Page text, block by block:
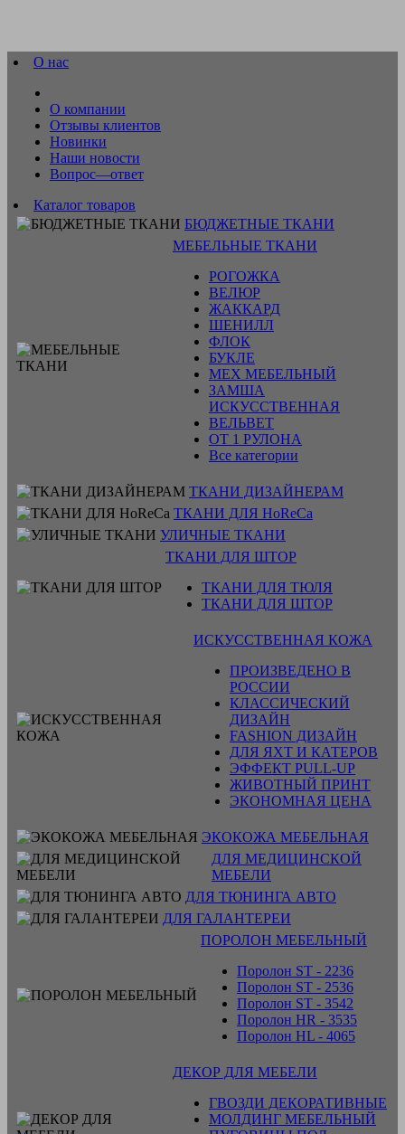
О нас
О компании
Отзывы клиентов
Новинки
Наши новости
Вопрос—ответ
Каталог товаров
БЮДЖЕТНЫЕ ТКАНИ
МЕБЕЛЬНЫЕ ТКАНИ
РОГОЖКА
ВЕЛЮР
ЖАККАРД
ШЕНИЛЛ
ФЛОК
БУКЛЕ
МЕХ МЕБЕЛЬНЫЙ
ЗАМША
ИСКУССТВЕННАЯ
ВЕЛЬВЕТ
ОТ 1 РУЛОНА
Все категории
ТКАНИ ДИЗАЙНЕРАМ
ТКАНИ ДЛЯ HoReCa
УЛИЧНЫЕ ТКАНИ
ТКАНИ ДЛЯ ШТОР
ТКАНИ ДЛЯ ТЮЛЯ
ТКАНИ ДЛЯ ШТОР
ИСКУССТВЕННАЯ КОЖА
ПРОИЗВЕДЕНО В
РОССИИ
КЛАССИЧЕСКИЙ
ДИЗАЙН
FASHION ДИЗАЙН
ДЛЯ ЯХТ И КАТЕРОВ
ЭФФЕКТ PULL-UP
ЖИВОТНЫЙ ПРИНТ
ЭКОНОМНАЯ ЦЕНА
ЭКОКОЖА МЕБЕЛЬНАЯ
ДЛЯ МЕДИЦИНСКОЙ
МЕБЕЛИ
ДЛЯ ТЮНИНГА АВТО
ДЛЯ ГАЛАНТЕРЕИ
ПОРОЛОН МЕБЕЛЬНЫЙ
Поролон ST - 2236
Поролон ST - 2536
Поролон ST - 3542
Поролон HR - 3535
Поролон HL - 4065
ДЕКОР ДЛЯ МЕБЕЛИ
ГВОЗДИ ДЕКОРАТИВНЫЕ
МОЛДИНГ МЕБЕЛЬНЫЙ